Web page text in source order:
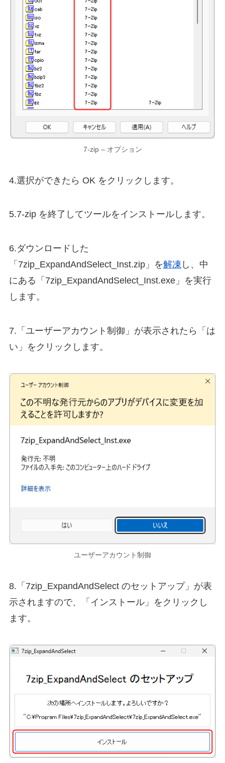
7-zip – オプション
4.選択ができたら OK をクリックします。
5.7-zip を終了してツールをインストールします。
6.ダウンロードした
「7zip_ExpandAndSelect_Inst.zip」を解凍 し、中
にある「7zip_ExpandAndSelect_Inst.exe」を実行
します。
7.「ユーザーアカウント制御」が表示されたら「は
い」をクリックします。
ユーザーアカウント制御
8.「7zip_ExpandAndSelect のセットアップ」が表
示されますので、「インストール」をクリックし
ます。